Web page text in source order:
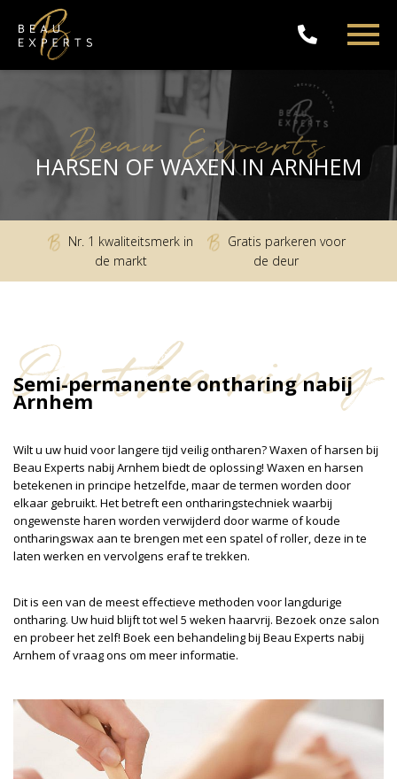
HARSEN OF WAXEN IN ARNHEM
Beau Experts
Nr. 1 kwaliteitsmerk in
de markt
Gratis parkeren voor
de deur
Ontharing
Semi-permanente ontharing nabij
Arnhem
Wilt u uw huid voor langere tijd veilig ontharen? Waxen of harsen bij
Beau Experts nabij Arnhem biedt de oplossing! Waxen en harsen
betekenen in principe hetzelfde, maar de termen worden door
elkaar gebruikt. Het betreft een ontharingstechniek waarbij
ongewenste haren worden verwijderd door warme of koude
ontharingswax aan te brengen met een spatel of roller, deze in te
laten werken en vervolgens eraf te trekken.
Dit is een van de meest effectieve methoden voor langdurige
ontharing. Uw huid blijft tot wel 5 weken haarvrij. Bezoek onze salon
en probeer het zelf! Boek een behandeling bij Beau Experts nabij
Arnhem of vraag ons om meer informatie.